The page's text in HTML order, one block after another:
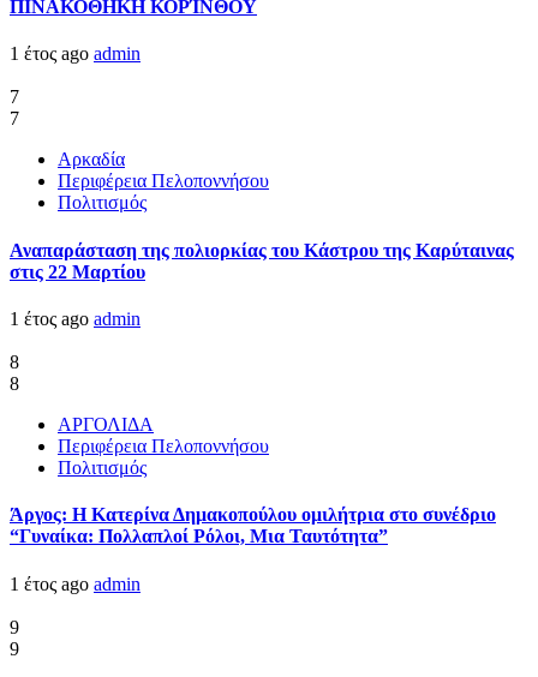
ΠΙΝΑΚΟΘΗΚΗ ΚΟΡΊΝΘΟΥ
1 έτος ago admin
7
7
Αρκαδία
Περιφέρεια Πελοποννήσου
Πολιτισμός
Αναπαράσταση της πολιορκίας του Κάστρου της Καρύταινας
στις 22 Μαρτίου
1 έτος ago admin
8
8
ΑΡΓΟΛΙΔΑ
Περιφέρεια Πελοποννήσου
Πολιτισμός
Άργος: Η Κατερίνα Δημακοπούλου ομιλήτρια στο συνέδριο
“Γυναίκα: Πολλαπλοί Ρόλοι, Μια Ταυτότητα”
1 έτος ago admin
9
9